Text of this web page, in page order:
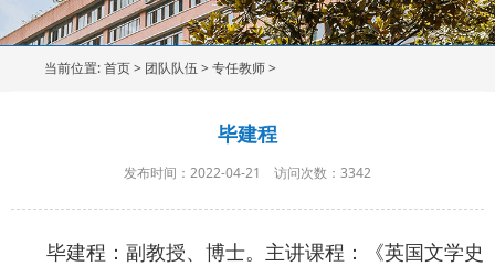
当前位置:首页> 团队队伍 > 专任教师>
毕建程
发布时间：2022-04-21 访问次数： 3342
毕建程：副教授、博士。主讲课程：《英国文学史